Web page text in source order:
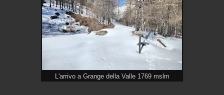
L'arrivo a Grange della Valle 1769 mslm